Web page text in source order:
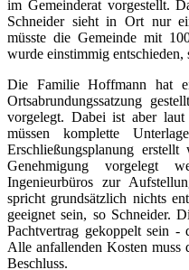
im Gemeinderat vorgestellt.
Schneider sieht in Ort nur
müsste die Gemeinde mit
wurde einstimmig
Die Familie Hoffmann hat
Ortsabrundungssatzung
vorgelegt. Dabei ist aber laut
müssen komplette
Erschließungsplanung
Genehmigung vorgelegt
Ingenieurbüros zur
spricht grundsätzlich nichts
geeignet sein, so Schneider.
Pachtvertrag gekoppelt sein -
Alle anfallenden Kosten muss
Beschluss.